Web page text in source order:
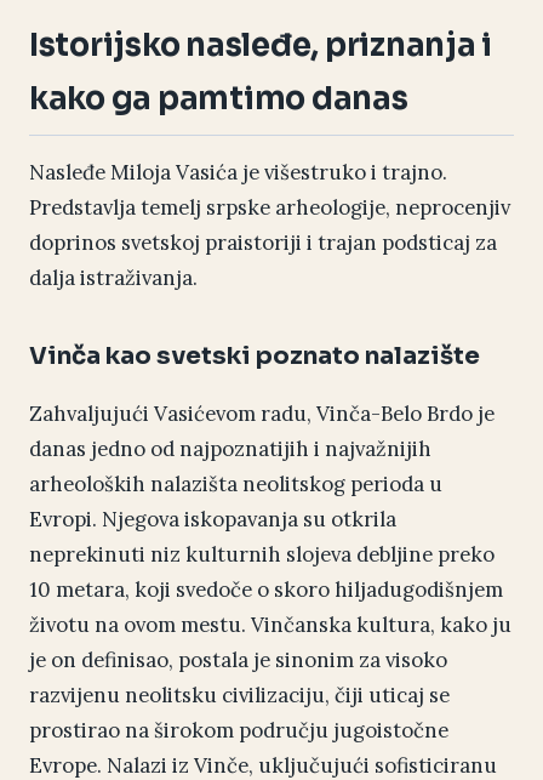
Istorijsko nasleđe, priznanja i
kako ga pamtimo danas
Nasleđe Miloja Vasića je višestruko i trajno.
Predstavlja temelj srpske arheologije, neprocenjiv
doprinos svetskoj praistoriji i trajan podsticaj za
dalja istraživanja.
Vinča kao svetski poznato nalazište
Zahvaljujući Vasićevom radu, Vinča-Belo Brdo je
danas jedno od najpoznatijih i najvažnijih
arheoloških nalazišta neolitskog perioda u
Evropi. Njegova iskopavanja su otkrila
neprekinuti niz kulturnih slojeva debljine preko
10 metara, koji svedoče o skoro hiljadugodišnjem
životu na ovom mestu. Vinčanska kultura, kako ju
je on definisao, postala je sinonim za visoko
razvijenu neolitsku civilizaciju, čiji uticaj se
prostirao na širokom području jugoistočne
Evrope. Nalazi iz Vinče, uključujući sofisticiranu